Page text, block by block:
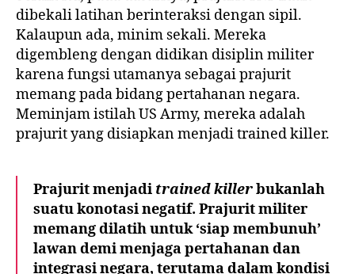
dibekali latihan berinteraksi dengan sipil.
Kalaupun ada, minim sekali. Mereka
digembleng dengan didikan disiplin militer
karena fungsi utamanya sebagai prajurit
memang pada bidang pertahanan negara.
Meminjam istilah US Army, mereka adalah
prajurit yang disiapkan menjadi trained killer.
Prajurit menjadi trained killerbukanlah
suatu konotasi negatif. Prajurit militer
memang dilatih untuk ‘siap membunuh’
lawan demi menjaga pertahanan dan
integrasi negara, terutama dalam kondisi